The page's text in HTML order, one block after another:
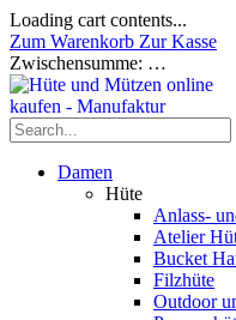
Loading cart contents...
Zum Warenkorb Zur Kasse
Zwischensumme: …
Damen
Hüte
Anlass-
Atelier
Bucket
Filzhüte
Outdoor